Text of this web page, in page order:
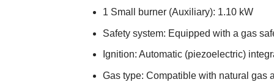
1 Small burner (Auxiliary): 1.10 kW
Safety system: Equipped with a gas
Ignition: Automatic (piezoelectric)
Gas type: Compatible with natural gas